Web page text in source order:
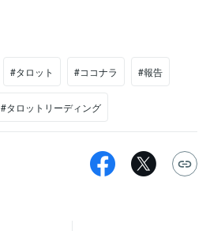
#タロット #ココナラ #報告
#タロットリーディング